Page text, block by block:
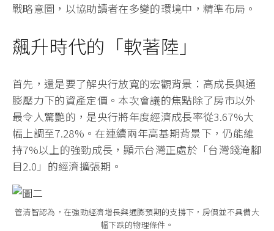
戰略意圖，以協助讀者在多變的環境中，精準布局。
飆升時代的「軟著陸」
首先，還是要了解央行放寬的宏觀背景：高成長與通
膨壓力下的資產定價。本次會議的焦點除了房市以外
最令人驚艷的，是央行將年度經濟成長率從3.67%大
幅上調至7.28%。在連續兩年高基期背景下，仍能維
持7%以上的強勁成長，顯示台灣正處於「台灣錢淹腳
目2.0」的經濟擴張期。
管清智認為，在強勁經濟增長與通膨預期的支撐下，房價並不具備大
幅下跌的物理條件。